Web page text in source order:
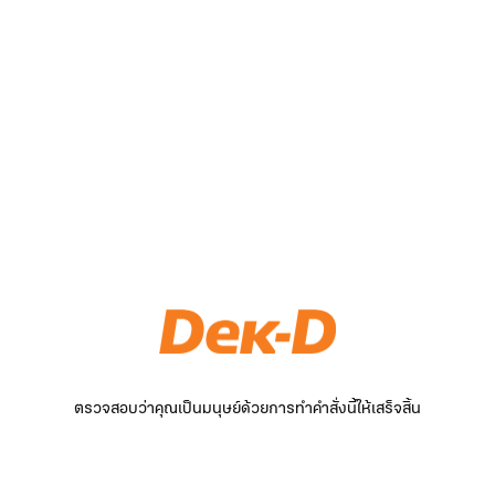
ตรวจสอบว่าคุณเป็นมนุษย์ด้วยการทำคำสั่งนี้ให้เสร็จสิ้น